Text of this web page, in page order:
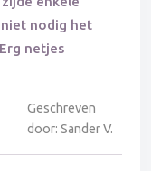
niet nodig het
netjes
Geschreven
door: Sander V.